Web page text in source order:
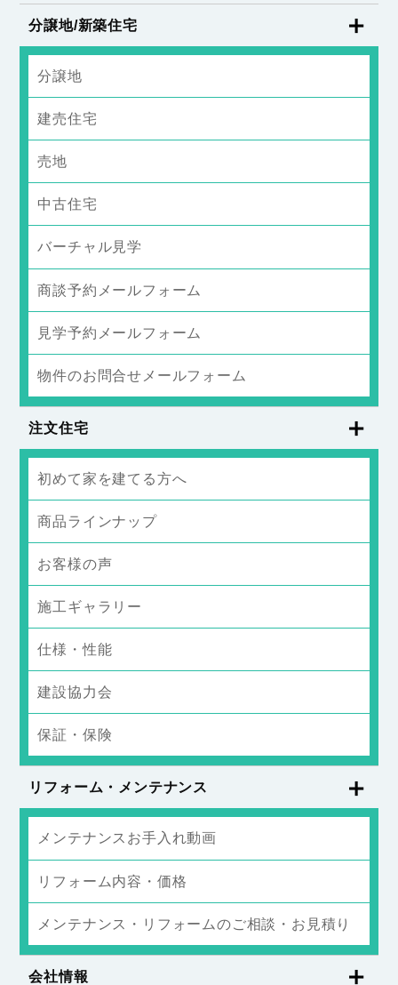
分譲地/新築住宅
分譲地
建売住宅
売地
中古住宅
バーチャル見学
商談予約メールフォーム
見学予約メールフォーム
物件のお問合せメールフォーム
注文住宅
初めて家を建てる方へ
商品ラインナップ
お客様の声
施工ギャラリー
仕様・性能
建設協力会
保証・保険
リフォーム・メンテナンス
メンテナンスお手入れ動画
リフォーム内容・価格
メンテナンス・リフォームのご相談・お見積り
会社情報